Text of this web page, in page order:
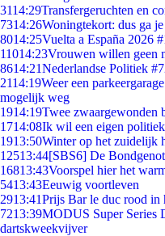
3114:29Transfergeruchten en
7314:26Woningtekort: dus ga
8014:25Vuelta a España 2026
11014:23Vrouwen willen geen
8614:21Nederlandse Politiek
2114:19Weer een
mogelijk weg
1914:19Twee zwaargewonden
1714:08Ik wil een eigen
1913:50Winter op het zuidelijk
12513:44[SBS6] De
16813:43Voorspel hier het
5413:43Eeuwig voortleven
2913:41Prijs Bar le duc rood in
7213:39MODUS Super Series
dartskweekvijver